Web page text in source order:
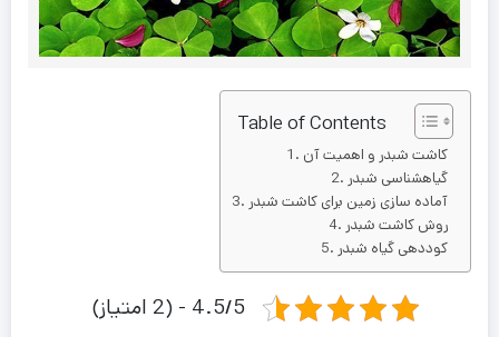
Table of Contents
کاشت شبدر و اهمیت آن
گیاهشناسی شبدر
آماده سازی زمین برای کاشت شبدر
روش کاشت شبدر
کوددهی گیاه شبدر
4.5/5 - (2 امتیاز)